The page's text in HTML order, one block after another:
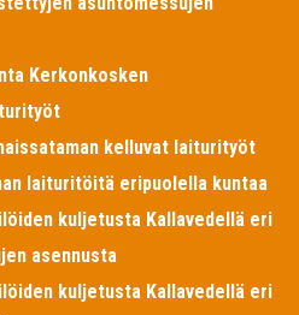
Kerkonkosken
kelluvat laiturityöt
laituritöitä eripuolella kuntaa
kuljetusta Kallavedellä eri
asennusta
kuljetusta Kallavedellä eri